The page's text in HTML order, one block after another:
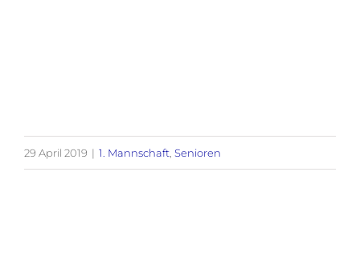
29 April 2019 | 1. Mannschaft Senioren